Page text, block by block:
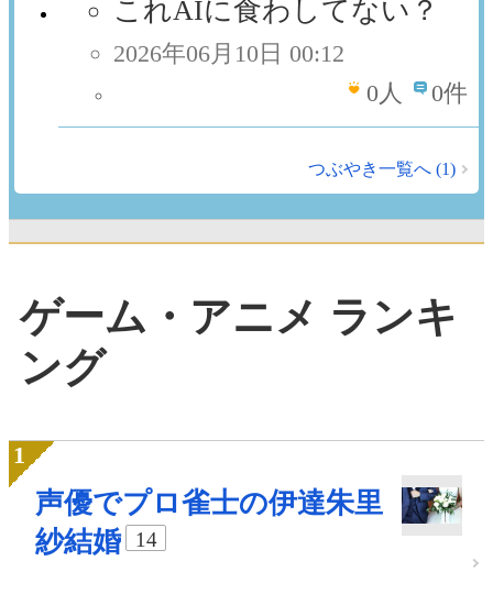
これAIに食わしてない？
2026年06月10日 00:12
0人 0件
つぶやき一覧へ (1)
ゲーム・アニメ ランキ
ング
声優でプロ雀士の伊達朱里
紗結婚
14